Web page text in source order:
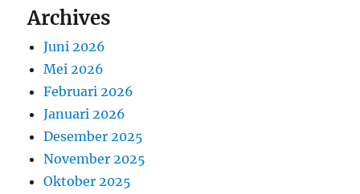
Archives
Juni 2026
Mei 2026
Februari 2026
Januari 2026
Desember 2025
November 2025
Oktober 2025